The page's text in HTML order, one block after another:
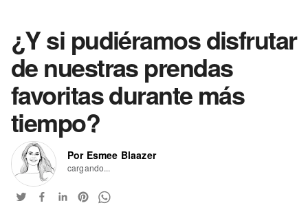
¿Y si pudiéramos disfrutar
de nuestras prendas
favoritas durante más
tiempo?
Por Esmee Blaazer
cargando...